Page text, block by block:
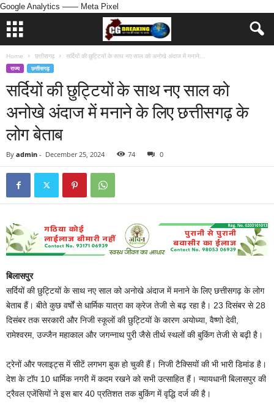
Google Analytics —— Meta Pixel
Home छत्तीसगढ़ सर्दियों की छुट्टियों के साथ नए साल को अनोखे अंदाज में मनाने...
राज्य छत्तीसगढ़
सर्दियों की छुट्टियों के साथ नए साल को
अनोखे अंदाज में मनाने के लिए छत्तीसगढ़ के
लोग बेताब
By admin - December 25, 2024 74 0
बिलासपुर
सर्दियों की छुट्टियों के साथ नए साल को अनोखे अंदाज में मनाने के लिए छत्तीसगढ़ के लोग
बेताब हैं। बीते कुछ वर्षों से धार्मिक यात्रा का क्रेज तेजी से बढ़ रहा है। 23 दिसंबर से 28
दिसंबर तक सरकारी और निजी स्कूलों की छुट्टियों के कारण अयोध्या, वैष्णो देवी,
रामेश्वरम, उज्जैन महाकाल और जगन्नाथ पुरी जैसे तीर्थ स्थलों की बुकिंग तेजी से बढ़ी है।
ट्रेनों और फ्लाइट्स में सीटें लगभग बुक हो चुकी हैं। निजी टैक्सियों की भी भारी डिमांड है।
देश के टॉप 10 धार्मिक नगरी में कदम रखने को सभी उत्साहित हैं। न्यायधानी बिलासपुर की
ट्रैवल एजेंसियों ने इस बार 40 प्रतिशत तक बुकिंग में वृद्धि दर्ज की है।